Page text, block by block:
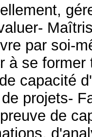
par soi-
à se
capacité
projets-
de